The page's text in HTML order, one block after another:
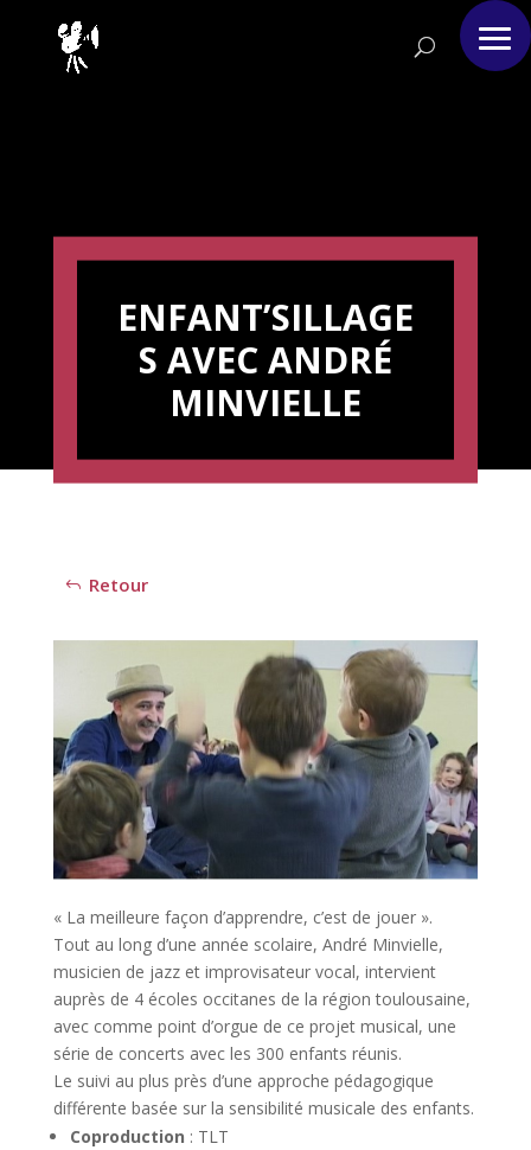
ENFANT’SILLAGE
S AVEC ANDRÉ
MINVIELLE
Retour
« La meilleure façon d’apprendre, c’est de jouer ».
Tout au long d’une année scolaire, André Minvielle,
musicien de jazz et improvisateur vocal, intervient
auprès de 4 écoles occitanes de la région toulousaine,
avec comme point d’orgue de ce projet musical, une
série de concerts avec les 300 enfants réunis.
Le suivi au plus près d’une approche pédagogique
différente basée sur la sensibilité musicale des enfants.
Coproduction : TLT